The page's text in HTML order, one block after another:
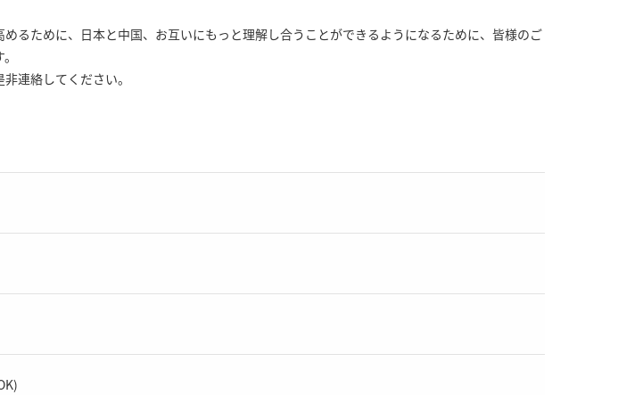
るために、日本と中国、お互いにもっと理解し合うことができるようになるために、皆様のご
連絡してください。